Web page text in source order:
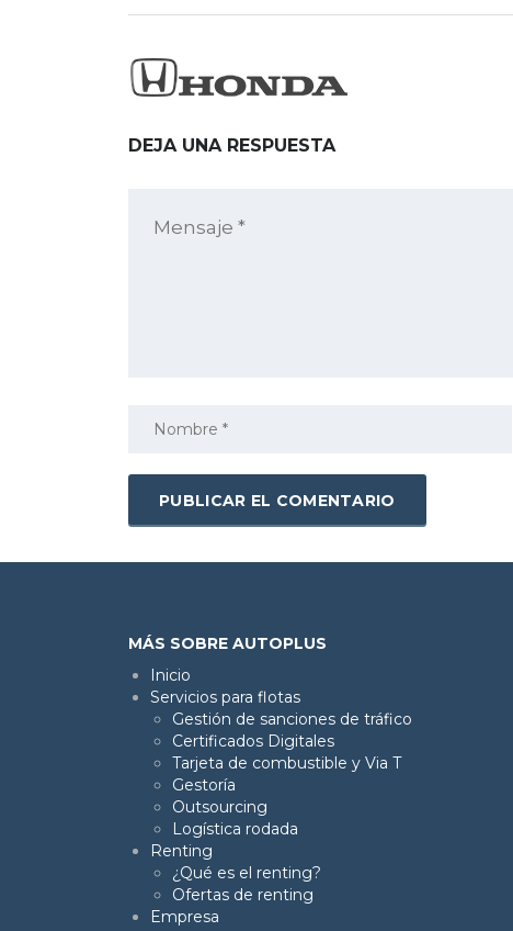
DEJA UNA RESPUESTA
MÁS SOBRE AUTOPLUS
Inicio
Servicios para flotas
Gestión de sanciones de tráfico
Certificados Digitales
Tarjeta de combustible y Via T
Gestoría
Outsourcing
Logística rodada
Renting
¿Qué es el renting?
Ofertas de renting
Empresa